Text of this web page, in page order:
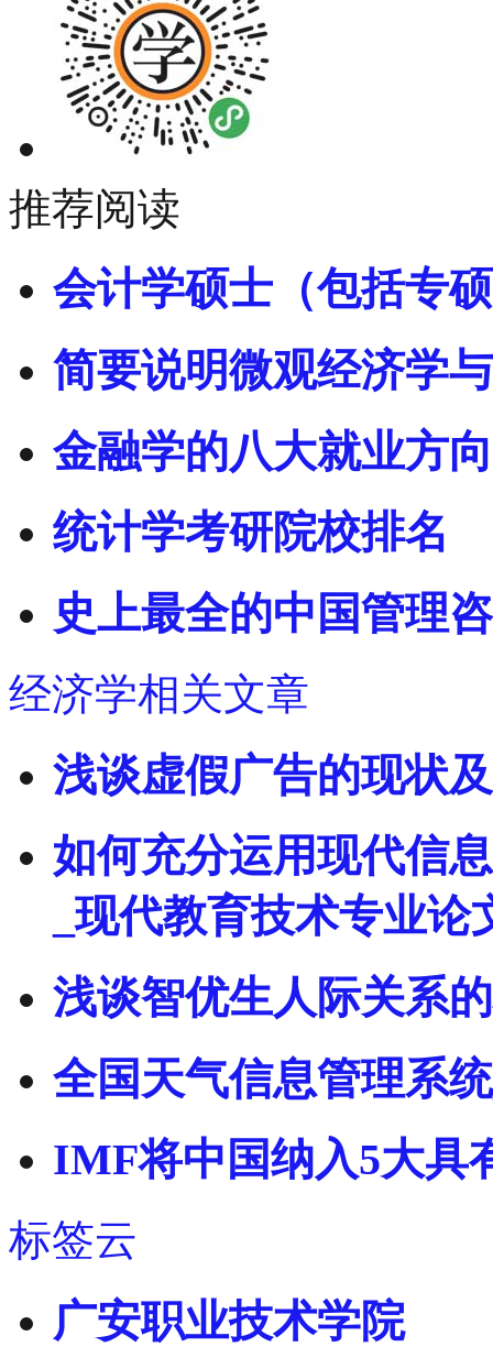
推荐阅读
会计学硕士（包括专
简要说明微观经济学
金融学的八大就业方
统计学考研院校排名
史上最全的中国管理
经济学相关文章
浅谈虚假广告的现状
如何充分运用现代信
_现代教育技术专业论
浅谈智优生人际关系
全国天气信息管理系
IMF将中国纳入5大具
标签云
广安职业技术学院